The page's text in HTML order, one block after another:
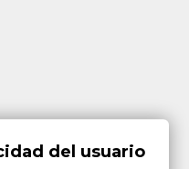
del usuario